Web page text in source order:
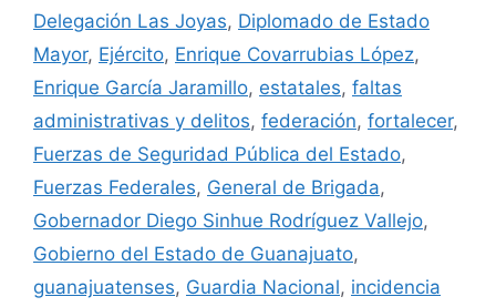
Delegación Las Joyas, Diplomado de Estado
Mayor, Ejército, Enrique Covarrubias López,
Enrique García Jaramillo, estatales, faltas
administrativas y delitos, federación, fortalecer,
Fuerzas de Seguridad Pública del Estado,
Fuerzas Federales, General de Brigada,
Gobernador Diego Sinhue Rodríguez Vallejo,
Gobierno del Estado de Guanajuato,
guanajuatenses, Guardia Nacional, incidencia